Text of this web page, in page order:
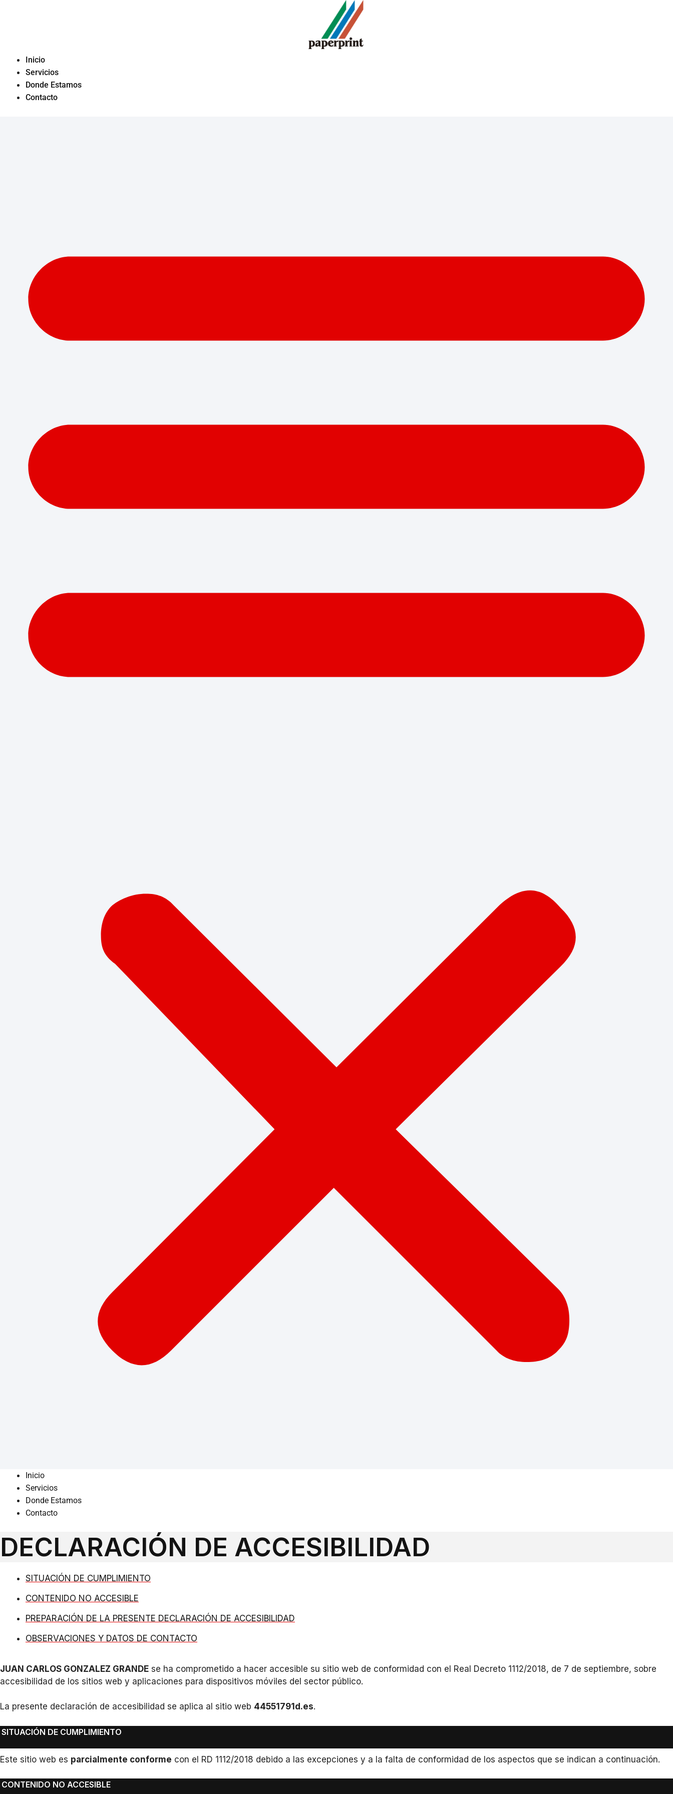
Inicio
Servicios
Donde Estamos
Contacto
Inicio
Servicios
Donde Estamos
Contacto
DECLARACIÓN DE ACCESIBILIDAD
SITUACIÓN DE CUMPLIMIENTO
CONTENIDO NO ACCESIBLE
PREPARACIÓN DE LA PRESENTE DECLARACIÓN DE ACCESIBILIDAD
OBSERVACIONES Y DATOS DE CONTACTO
JUAN CARLOS GONZALEZ GRANDE se ha comprometido a hacer accesible su sitio web de conformidad con el Real Decreto 1112/2018, de 7 de septiembre, sobre
accesibilidad de los sitios web y aplicaciones para dispositivos móviles del sector público.
La presente declaración de accesibilidad se aplica al sitio web 44551791d.es.
SITUACIÓN DE CUMPLIMIENTO
Este sitio web es parcialmente conforme con el RD 1112/2018 debido a las excepciones y a la falta de conformidad de los aspectos que se indican a continuación.
CONTENIDO NO ACCESIBLE